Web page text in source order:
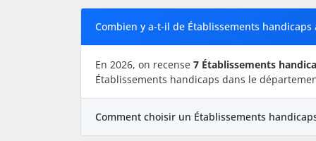
Combien y a-t-il de Établissements handicaps
En 2026, on recense 7 Établissements
Établissements handicaps dans le
Comment choisir un Établissements